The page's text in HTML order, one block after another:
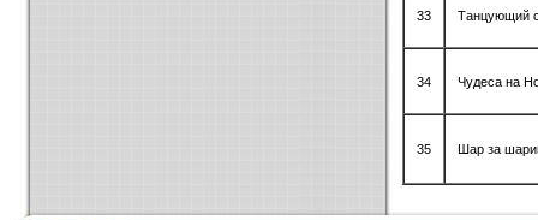
33 Танцующий
34 Чудеса на
35 Шар за